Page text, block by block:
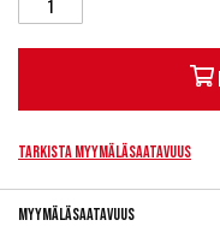
Tarkista myymäläsaatavuus
Myymäläsaatavuus